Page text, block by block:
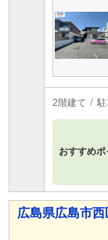
2階建て 駐
おすすめポ
広島県広島市